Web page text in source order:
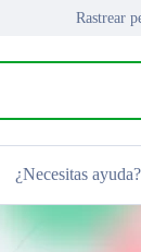
Rastrear
¿Necesitas ayuda?